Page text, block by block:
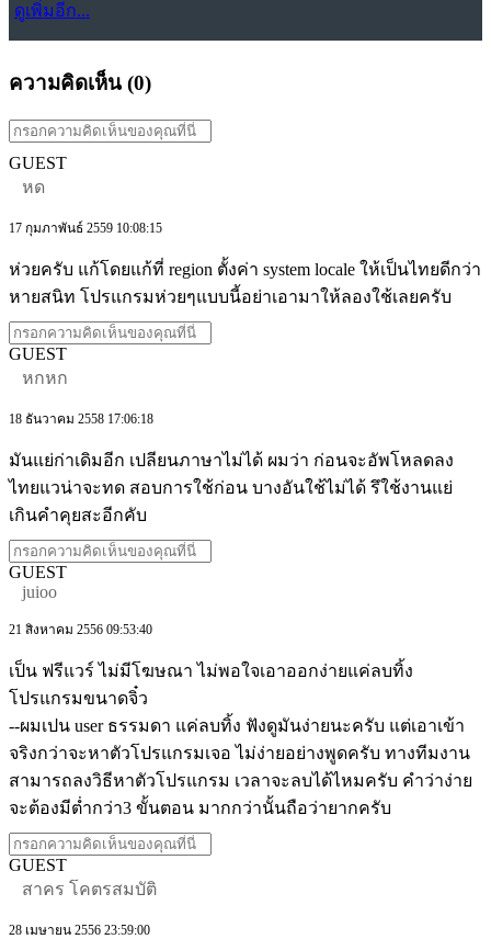
ดูเพิ่มอีก...
ความคิดเห็น (0)
GUEST
หด
17 กุมภาพันธ์ 2559 10:08:15
ห่วยครับ แก้โดยแก้ที่ region ตั้งค่า system locale ให้เป็นไทยดีกว่า
หายสนิท โปรแกรมห่วยๆแบบนี้อย่าเอามาให้ลองใช้เลยครับ
GUEST
หกหก
18 ธันวาคม 2558 17:06:18
มันแย่ก่าเดิมอีก เปลียนภาษาไม่ได้ ผมว่า ก่อนจะอัพโหลดลง
ไทยแวน่าจะทด สอบการใช้ก่อน บางอันใช้ไม่ได้ รึใช้งานแย่
เกินคำคุยสะอีกคับ
GUEST
juioo
21 สิงหาคม 2556 09:53:40
เป็น ฟรีแวร์ ไม่มีโฆษณา ไม่พอใจเอาออกง่ายแค่ลบทิ้ง
โปรแกรมขนาดจิ๋ว
--ผมเปน user ธรรมดา แค่ลบทิ้ง ฟังดูมันง่ายนะครับ แต่เอาเข้า
จริงกว่าจะหาตัวโปรแกรมเจอ ไม่ง่ายอย่างพูดครับ ทางทีมงาน
สามารถลงวิธีหาตัวโปรแกรม เวลาจะลบได้ไหมครับ คำว่าง่าย
จะต้องมีต่ำกว่า3 ขั้นตอน มากกว่านั้นถือว่ายากครับ
GUEST
สาคร โคตรสมบัติ
28 เมษายน 2556 23:59:00